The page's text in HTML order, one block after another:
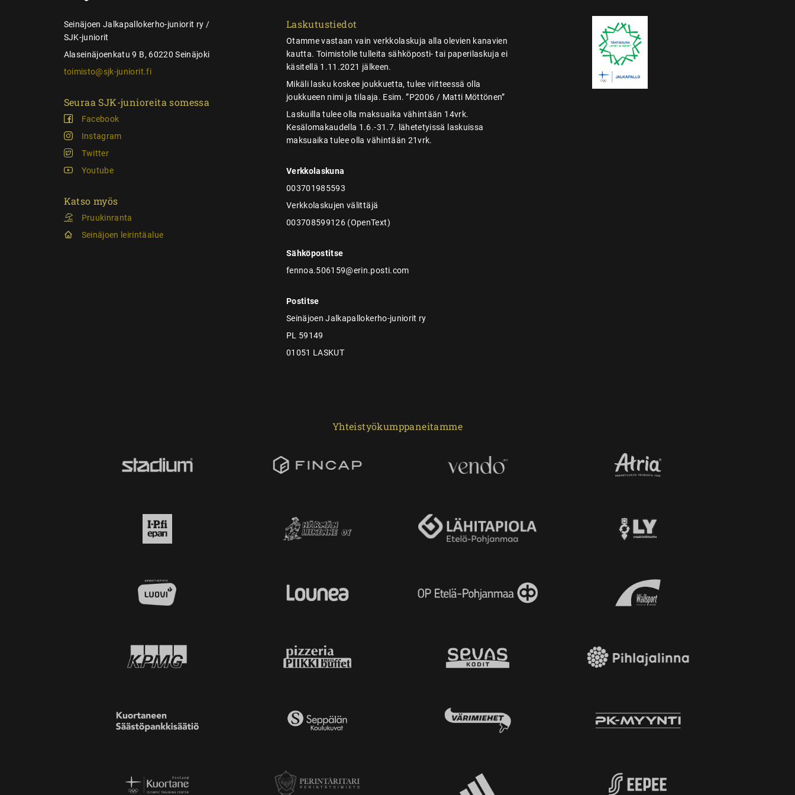
Seinäjoen Jalkapallokerho-juniorit ry /
SJK-juniorit
Alaseinäjoenkatu 9 B, 60220 Seinäjoki
toimisto@sjk-juniorit.fi
Seuraa SJK-junioreita somessa
Facebook
Instagram
Twitter
Youtube
Katso myös
Pruukinranta
Seinäjoen leirintäalue
Laskutustiedot
Otamme vastaan vain verkkolaskuja alla olevien kanavien
kautta. Toimistolle tulleita sähköposti- tai paperilaskuja ei
käsitellä 1.11.2021 jälkeen.
Mikäli lasku koskee joukkuetta, tulee viitteessä olla
joukkueen nimi ja tilaaja. Esim. ”P2006 / Matti Möttönen”
Laskuilla tulee olla maksuaika vähintään 14vrk.
Kesälomakaudella 1.6.-31.7. lähetetyissä laskuissa
maksuaika tulee olla vähintään 21vrk.
Verkkolaskuna
003701985593
Verkkolaskujen välittäjä
003708599126 (OpenText)
Sähköpostitse
fennoa.506159@erin.posti.com
Postitse
Seinäjoen Jalkapallokerho-juniorit ry
PL 59149
01051 LASKUT
Yhteistyökumppaneitamme